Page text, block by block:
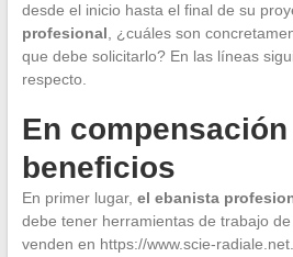
desde el inicio hasta el final de su
profesional, ¿cuáles son
que debe solicitarlo? En las líneas
respecto.
En
beneficios
En primer lugar, el ebanista
debe tener herramientas de trabajo
venden en https://www.scie-